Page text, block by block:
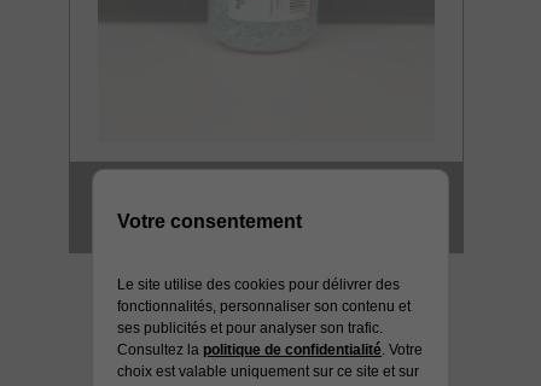
MICROFIBRE 12 MM HD
Votre consentement
Le site utilise des cookies pour délivrer des
fonctionnalités, personnaliser son contenu et
ses publicités et pour analyser son trafic.
Consultez la politique de confidentialité. Votre
choix est valable uniquement sur ce site et sur